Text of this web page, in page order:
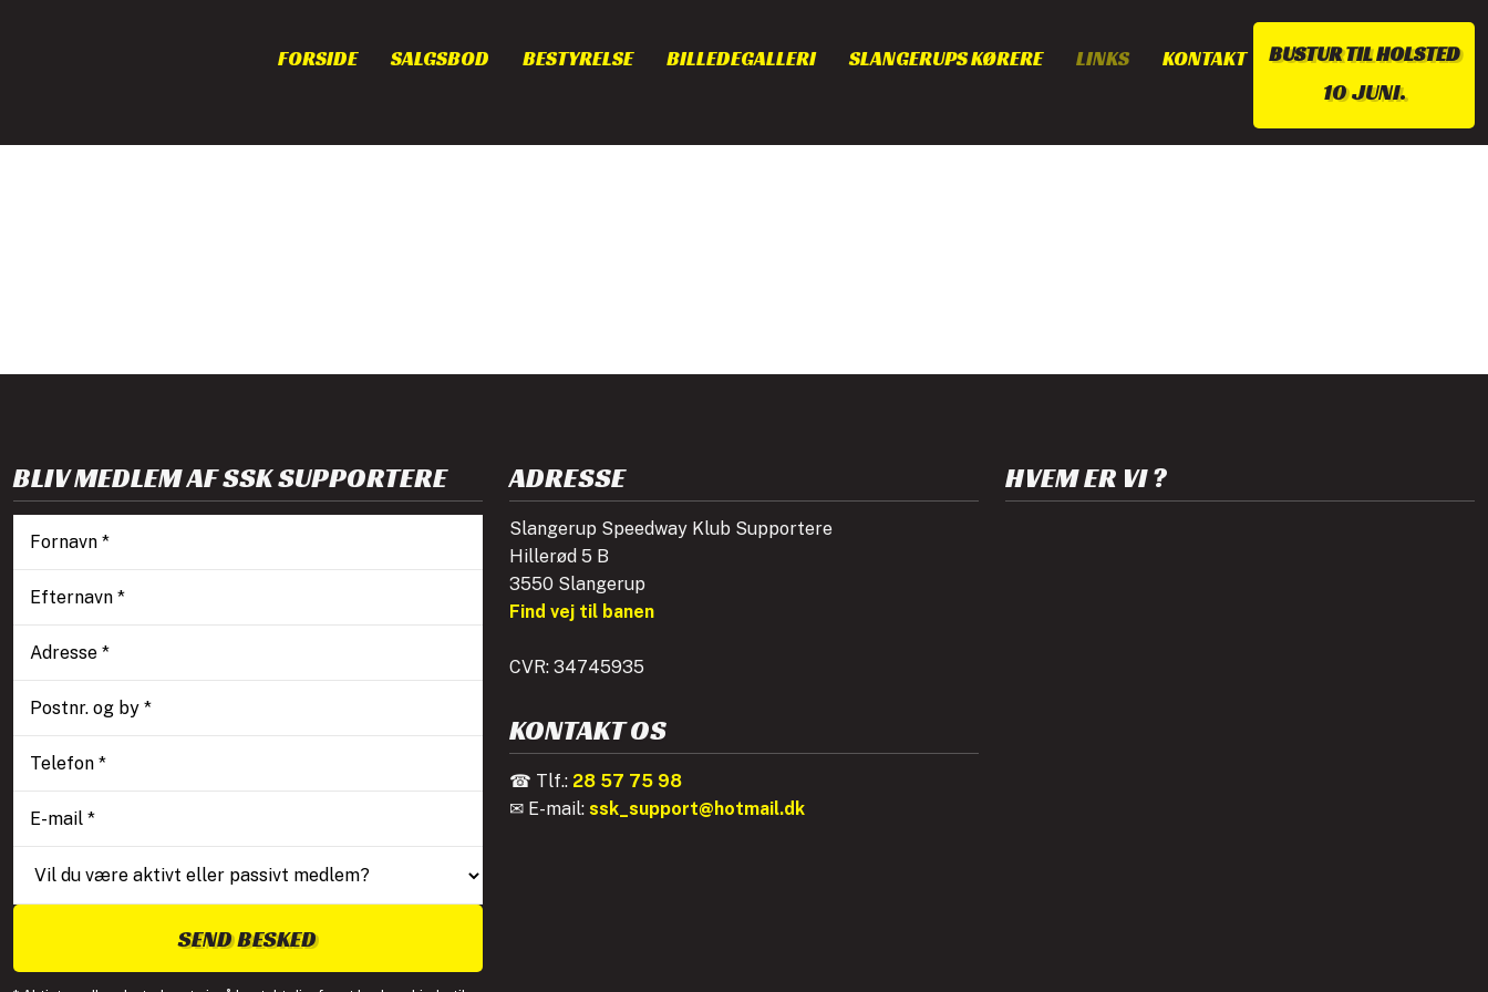
FORSIDE SALGSBOD BESTYRELSE BILLEDEGALLERI SLANGERUPS KØRERE LINKS KONTAKT BUSTUR TIL HOLSTED
10 JUNI.​
BLIV MEDLEM AF SSK SUPPORTERE ADRESSE
Slangerup Speedway Klub Supportere
Hillerød 5 B
3550 Slangerup
Find vej til banen
CVR: 34745935
KONTAKT OS
☎ Tlf.: 28 57 75 98
✉ E-mail:ssk_support@hotmail.dk
HVEM ER VI ?